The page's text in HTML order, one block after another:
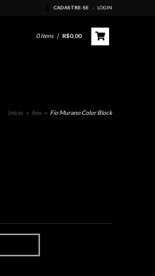
CADASTRE-SE - LOGIN
0Itens | R$0,00
Início - fios - Fio Murano Color Block